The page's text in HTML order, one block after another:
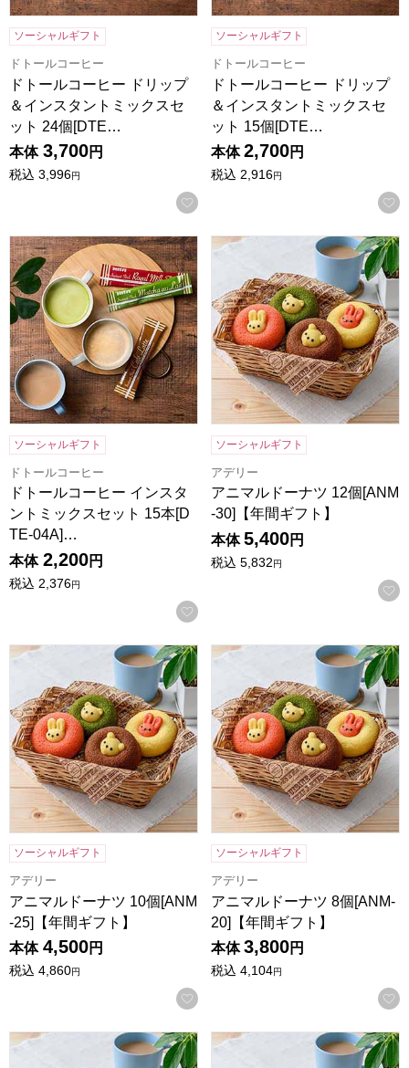
ソーシャルギフト
ドトールコーヒー
ドトールコーヒー ドリップ
＆インスタントミックスセ
ット 24個[DTE…
本体 3,700円
税込 3,996円
お気に入りに登録する
ソーシャルギフト
ドトールコーヒー
ドトールコーヒー ドリップ
＆インスタントミックスセ
ット 15個[DTE…
本体 2,700円
税込 2,916円
ドトールコーヒー インスタントミックスセット 15本[DTE-
ソーシャルギフト
ドトールコーヒー
ドトールコーヒー インスタ
ントミックスセット 15本[D
TE-04A]…
本体 2,200円
税込 2,376円
お気に入りに登録する
アニマルドーナツ 12個[ANM-
ソーシャルギフト
アデリー
アニマルドーナツ 12個[ANM
-30]【年間ギフト】
本体 5,400円
税込 5,832円
アニマルドーナツ 10個[ANM-25]【年間ギフト】
ソーシャルギフト
アデリー
アニマルドーナツ 10個[ANM
-25]【年間ギフト】
本体 4,500円
税込 4,860円
お気に入りに登録する
アニマルドーナツ 8個[ANM-
ソーシャルギフト
アデリー
アニマルドーナツ 8個[ANM-
20]【年間ギフト】
本体 3,800円
税込 4,104円
アニマルドーナツ 6個[ANM-15]【年間ギフト】
アニマルドーナツ 4個[ANM-